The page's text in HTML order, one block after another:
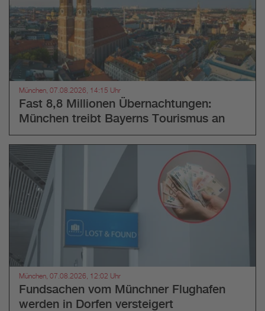
München, 07.08.2026, 14:15 Uhr
Fast 8,8 Millionen Übernachtungen:
München treibt Bayerns Tourismus an
München, 07.08.2026, 12:02 Uhr
Fundsachen vom Münchner Flughafen
werden in Dorfen versteigert